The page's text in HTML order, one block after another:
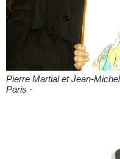
Pierre Martial et Jean-
Paris -